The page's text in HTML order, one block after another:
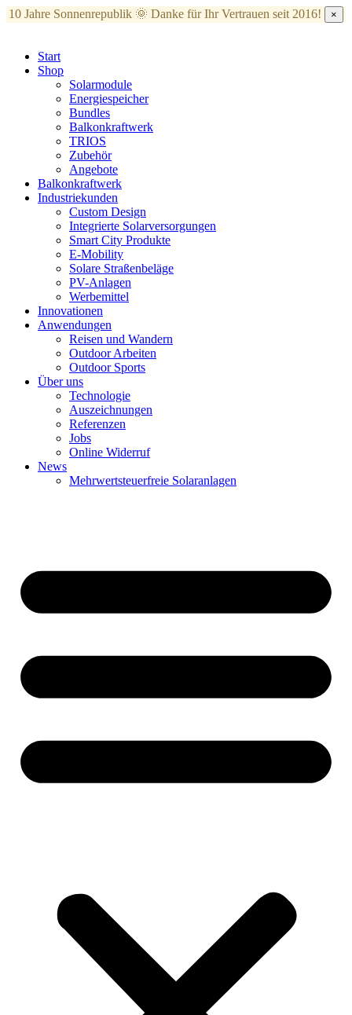
10 Jahre Sonnenrepublik 🌞 Danke für Ihr Vertrauen seit 2016! ×
Start
Shop
Solarmodule
Energiespeicher
Bundles
Balkonkraftwerk
TRIOS
Zubehör
Angebote
Balkonkraftwerk
Industriekunden
Custom Design
Integrierte Solarversorgungen
Smart City Produkte
E-Mobility
Solare Straßenbeläge
PV-Anlagen
Werbemittel
Innovationen
Anwendungen
Reisen und Wandern
Outdoor Arbeiten
Outdoor Sports
Über uns
Technologie
Auszeichnungen
Referenzen
Jobs
Online Widerruf
News
Mehrwertsteuerfreie Solaranlagen